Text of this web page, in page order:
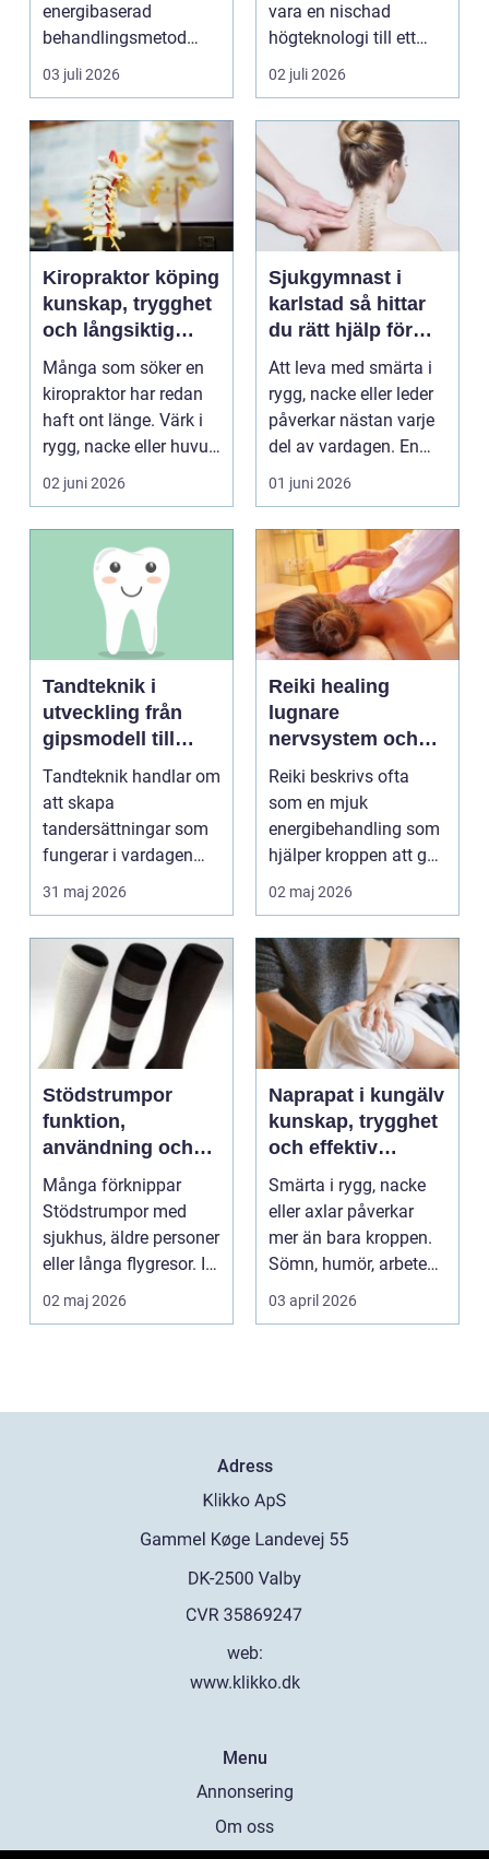
energibaserad
behandlingsmetod
som stödjer kroppens
egen läknings...
03 juli 2026
vara en nischad
högteknologi till ett
praktiskt verktyg fö...
02 juli 2026
Kiropraktor köping
kunskap, trygghet
och långsiktig
hjälp för ryggen
Många som söker en
kiropraktor har redan
haft ont länge. Värk i
rygg, nacke eller huvud
blir lätt en...
02 juni 2026
Sjukgymnast i
karlstad så hittar
du rätt hjälp för
smärta och besvär
Att leva med smärta i
rygg, nacke eller leder
påverkar nästan varje
del av vardagen. En
person som s...
01 juni 2026
Tandteknik i
utveckling från
gipsmodell till
digitalt arbetsflöde
Tandteknik handlar om
att skapa
tandersättningar som
fungerar i vardagen
kronor, broar,
implantat, ...
31 maj 2026
Reiki healing
lugnare
nervsystem och
djupare
återhämtning
Reiki beskrivs ofta
som en mjuk
energibehandling som
hjälper kroppen att gå
från stressläge till
02 maj 2026
Stödstrumpor
funktion,
användning och
hur du väljer rätt
Många förknippar
Stödstrumpor med
sjukhus, äldre personer
eller långa flygresor. I
verkligheten är d...
02 maj 2026
Naprapat i kungälv
kunskap, trygghet
och effektiv
smärtlindring
Smärta i rygg, nacke
eller axlar påverkar
mer än bara kroppen.
Sömn, humör, arbete
och vardag blir l...
03 april 2026
Adress
web:
www.klikko.dk
Menu
Annonsering
Om oss